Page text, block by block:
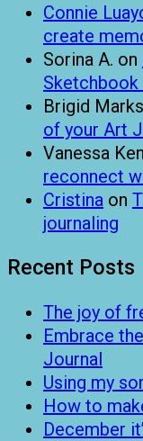
Connie
create
Sorina A. on
Brigid Marks
of your Art
Vanessa
reconnect
Cristina on
journaling
Recent Posts
The joy of
Embrace
Journal
Using my
How to
December